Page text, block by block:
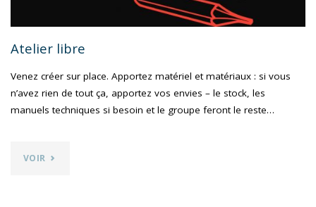
Atelier libre
Venez créer sur place. Apportez matériel et matériaux : si vous
n’avez rien de tout ça, apportez vos envies – le stock, les
manuels techniques si besoin et le groupe feront le reste…
VOIR "ATELIER